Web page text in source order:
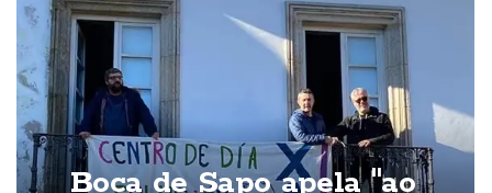
Boca de Sapo apela "ao